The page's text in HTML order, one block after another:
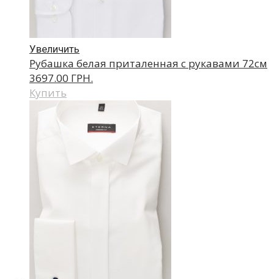
Увеличить
Рубашка белая приталенная с рукавами 72см
3697.00 ГРН.
Купить